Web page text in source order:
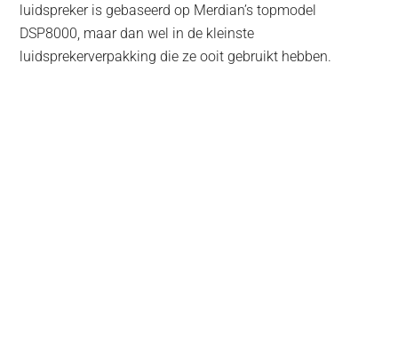
luidspreker is gebaseerd op Merdian’s topmodel
DSP8000, maar dan wel in de kleinste
luidsprekerverpakking die ze ooit gebruikt hebben.